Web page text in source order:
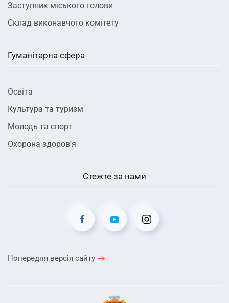
Заступник міського голови
Склад виконавчого комітету
Гуманітарна сфера
Освіта
Культура та туризм
Молодь та спорт
Охорона здоров’я
Стежте за нами
Попередня версія сайту